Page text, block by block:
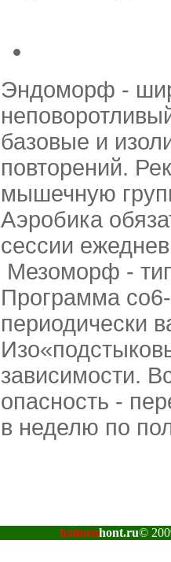
Эндоморф -
базовые и
повторений.
мышечную
Аэробика
сессии
Мезоморф -
Программа
периодически
зависимости.
опасность -
в неделю по
baimenhont.ru©